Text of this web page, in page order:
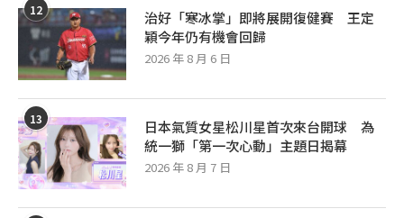
12
治好「寒冰掌」即將展開復健賽 王定
穎今年仍有機會回歸
2026 年 8 月 6 日
13
日本氣質女星松川星首次來台開球 為
統一獅「第一次心動」主題日揭幕
2026 年 8 月 7 日